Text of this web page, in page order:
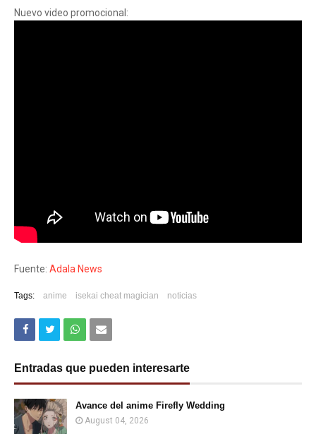
Nuevo video promocional:
Fuente: Adala News
Tags: anime isekai cheat magician noticias
Entradas que pueden interesarte
Avance del anime Firefly Wedding
August 04, 2026